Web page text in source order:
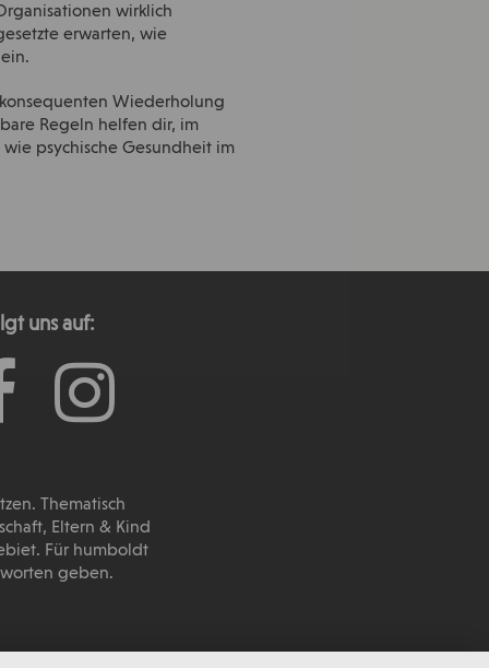
wirklich
erwarten, wie
Wiederholung
Regeln helfen dir, im
psychische Gesundheit im
uns auf:
Thematisch
Eltern & Kind
Für humboldt
geben.